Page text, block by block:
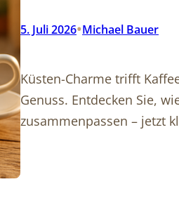
5. Juli 2026•Michael Bauer
Küsten-Charme trifft
Genuss. Entdecken Sie,
zusammenpassen – jetzt